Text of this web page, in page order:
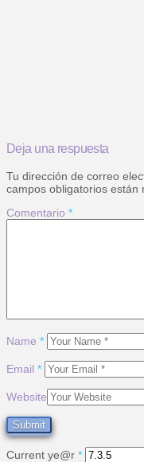
Deja una respuesta
Tu dirección de correo
campos obligatorios están
Comentario *
Name *
Email *
Website
Current ye@r *